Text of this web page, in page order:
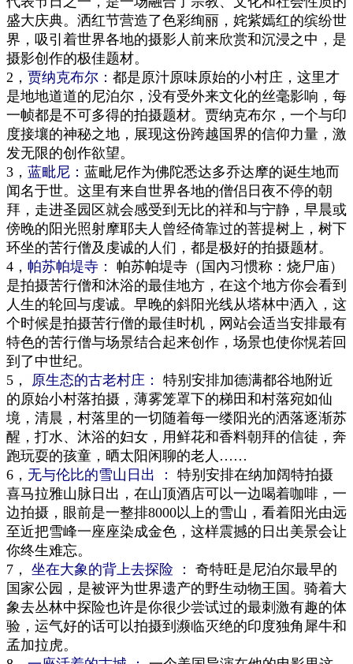
盛大庆典。洒红节营造了色彩绚丽，姹紫嫣红的缤纷世
界，吸引着世界各地的摄影人前来欣赏和沉浸之中，是
摄影创作的极佳题材。
2， 贾纳克布尔： 都是原汁原味原始的小村庄，这里才
是地地道道的尼泊尔，没有受外来文化的丝毫影响，每
一帧都是不可多得的拍摄题材。 贾纳克布尔，一个与印
度接壤的神秘之地，展现这份跨越国界的信仰力量，激
发无限的创作欲望。
3， 蓝毗尼： 蓝毗尼作为佛陀悉达多乔达摩的诞生地而
闻名于世。这里有来自世界各地的僧侣日夜不停的朝
拜，走进圣园区就会感受到无比的祥和与宁静，早晨或
傍晚的阳光照射摩耶夫人曾经倚靠过的菩提树上，树下
环坐的苦行僧及虔诚的人们 ，都是极好的拍摄题材。
4， 帕苏帕堤寺： 帕苏帕堤寺（国內习惯称：烧尸庙）
是拍摄苦行僧和沐浴的最佳地方，在这个地方你会看到
人生的轮回与虔诚。早晚的斜阳光线从塔林中洒入，这
个时候是拍摄苦行僧的最佳时机，网站会适当安排最有
特色的苦行僧与场景结合起来创作，场景也使你愰若回
到了中世纪。
5，
原生态的古老村庄：
特别安排加德满都谷地附近
的原始小村落拍摄，薄雾笼罩下的梯田和村落宛如仙
境，清晨，村落里的一切随着每一缕阳光的洒落逐渐苏
醒，打水、沐浴的妇女，用鲜花和香料朝拜的信徒，奔
跑玩耍的孩童，晒太阳闲聊的老人……
6， 无与伦比的雪山日出 ：
特别安排在纳加阔特拍摄
喜马拉雅山脉日出，在山顶酒店可以一边喝着咖啡，一
边拍摄，眼前是一整排8000以上的雪山，看着阳光由远
至近把雪峰一座座染成金色，这样震撼的日出美景会让
你终生难忘。
7， 坐在大象的背上去探险 ：
奇特旺是尼泊尔最早的
国家公园，是被评为世界遗产的野生动物王国。骑着大
象去丛林中探险也许是你很少尝试过的最刺激有趣的体
验，运气好的话可以拍摄到濒临灭绝的印度独角犀牛和
孟加拉虎。